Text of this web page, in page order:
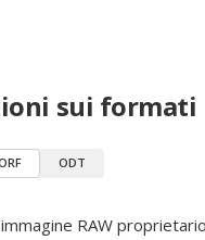
sui formati
ODT
RAW